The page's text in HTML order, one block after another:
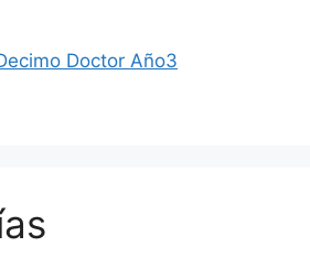
Doctor Año3